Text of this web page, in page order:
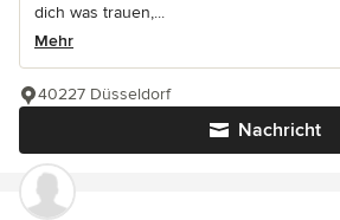
dich was trauen,...
Mehr
Nachricht
40227 Düsseldorf